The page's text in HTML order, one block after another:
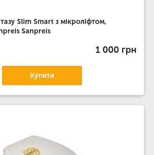
Slim Smart з мікроліфтом,
Sanpreis
1 000 грн
Купити